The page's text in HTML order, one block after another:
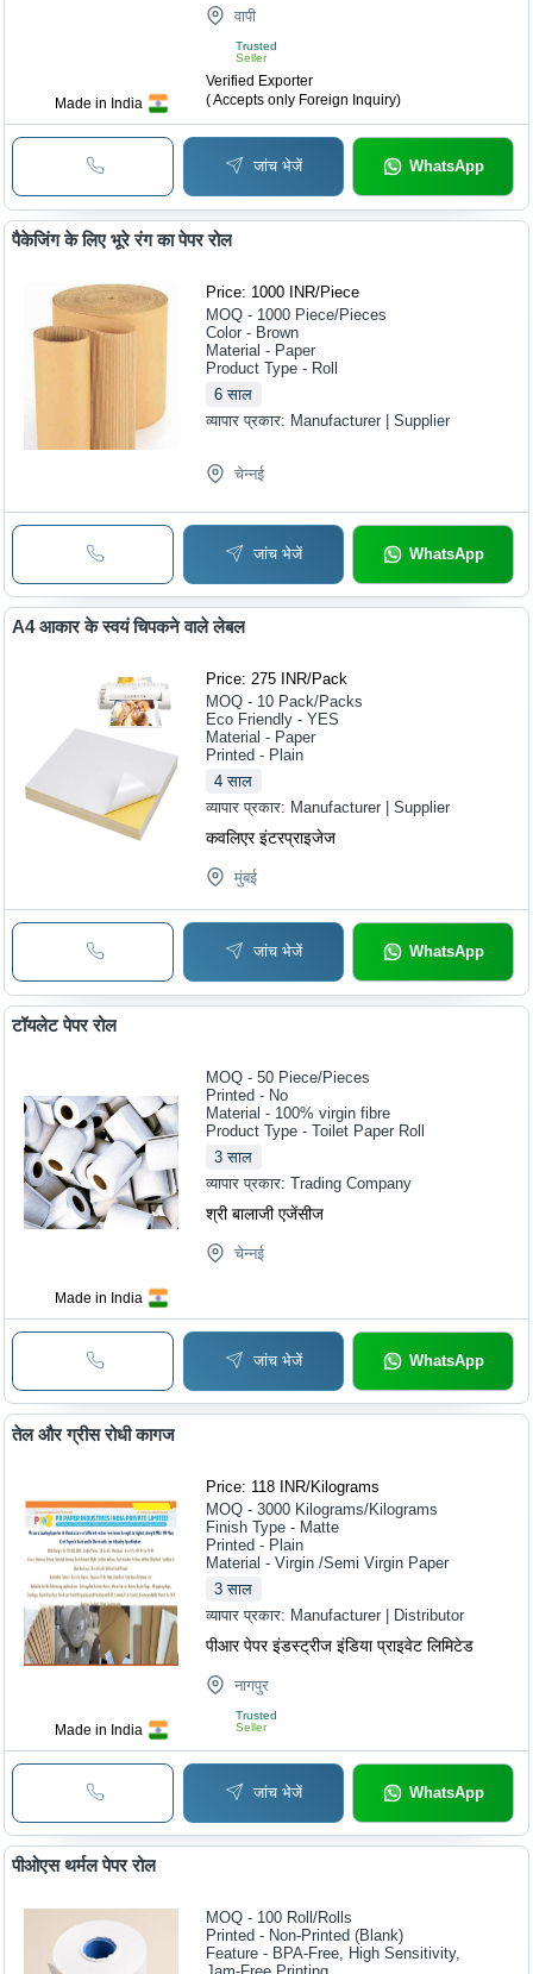
Made in India
वापी
Trusted
Seller
Verified Exporter
( Accepts only Foreign Inquiry)
जांच भेजें WhatsApp
पैकेजिंग के लिए भूरे रंग का पेपर रोल
Price: 1000 INR/Piece
MOQ - 1000 Piece/Pieces
Color - Brown
Material - Paper
Product Type - Roll
6 साल
व्यापार प्रकार: Manufacturer | Supplier
चेन्नई
जांच भेजें WhatsApp
A4 आकार के स्वयं चिपकने वाले लेबल
Price: 275 INR/Pack
MOQ - 10 Pack/Packs
Eco Friendly - YES
Material - Paper
Printed - Plain
4 साल
व्यापार प्रकार: Manufacturer | Supplier
कवलिएर इंटरप्राइजेज
मुंबई
जांच भेजें WhatsApp
Made in India
टॉयलेट पेपर रोल
MOQ - 50 Piece/Pieces
Printed - No
Material - 100% virgin fibre
Product Type - Toilet Paper Roll
3 साल
व्यापार प्रकार:Trading Company
श्री बालाजी एजेंसीज
चेन्नई
जांच भेजें WhatsApp
Made in India
तेल और ग्रीस रोधी कागज
Price: 118 INR/Kilograms
MOQ - 3000 Kilograms/Kilograms
Finish Type - Matte
Printed - Plain
Material - Virgin /Semi Virgin Paper
3 साल
व्यापार प्रकार: Manufacturer | Distributor
पीआर पेपर इंडस्ट्रीज इंडिया प्राइवेट लिमिटेड
नागपुर
Trusted
Seller
जांच भेजें WhatsApp
पीओएस थर्मल पेपर रोल
MOQ - 100 Roll/Rolls
Printed - Non-Printed (Blank)
Feature - BPA-Free, High Sensitivity,